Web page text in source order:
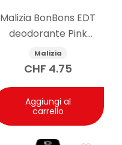
Malizia BonBons EDT
deodorante Pink
Grapefruit 75 ml
Malizia
CHF 4.75
Aggiungi al
carrello